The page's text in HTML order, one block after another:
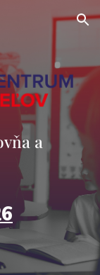
Skip to navigation
a